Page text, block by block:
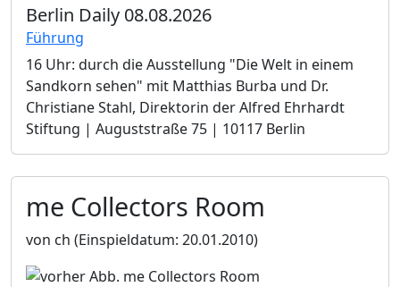
Berlin Daily 08.08.2026
Führung
16 Uhr: durch die Ausstellung "Die Welt in einem
Sandkorn sehen" mit Matthias Burba und Dr.
Christiane Stahl, Direktorin der Alfred Ehrhardt
Stiftung | Auguststraße 75 | 10117 Berlin
me Collectors Room
von ch (Einspieldatum: 20.01.2010)